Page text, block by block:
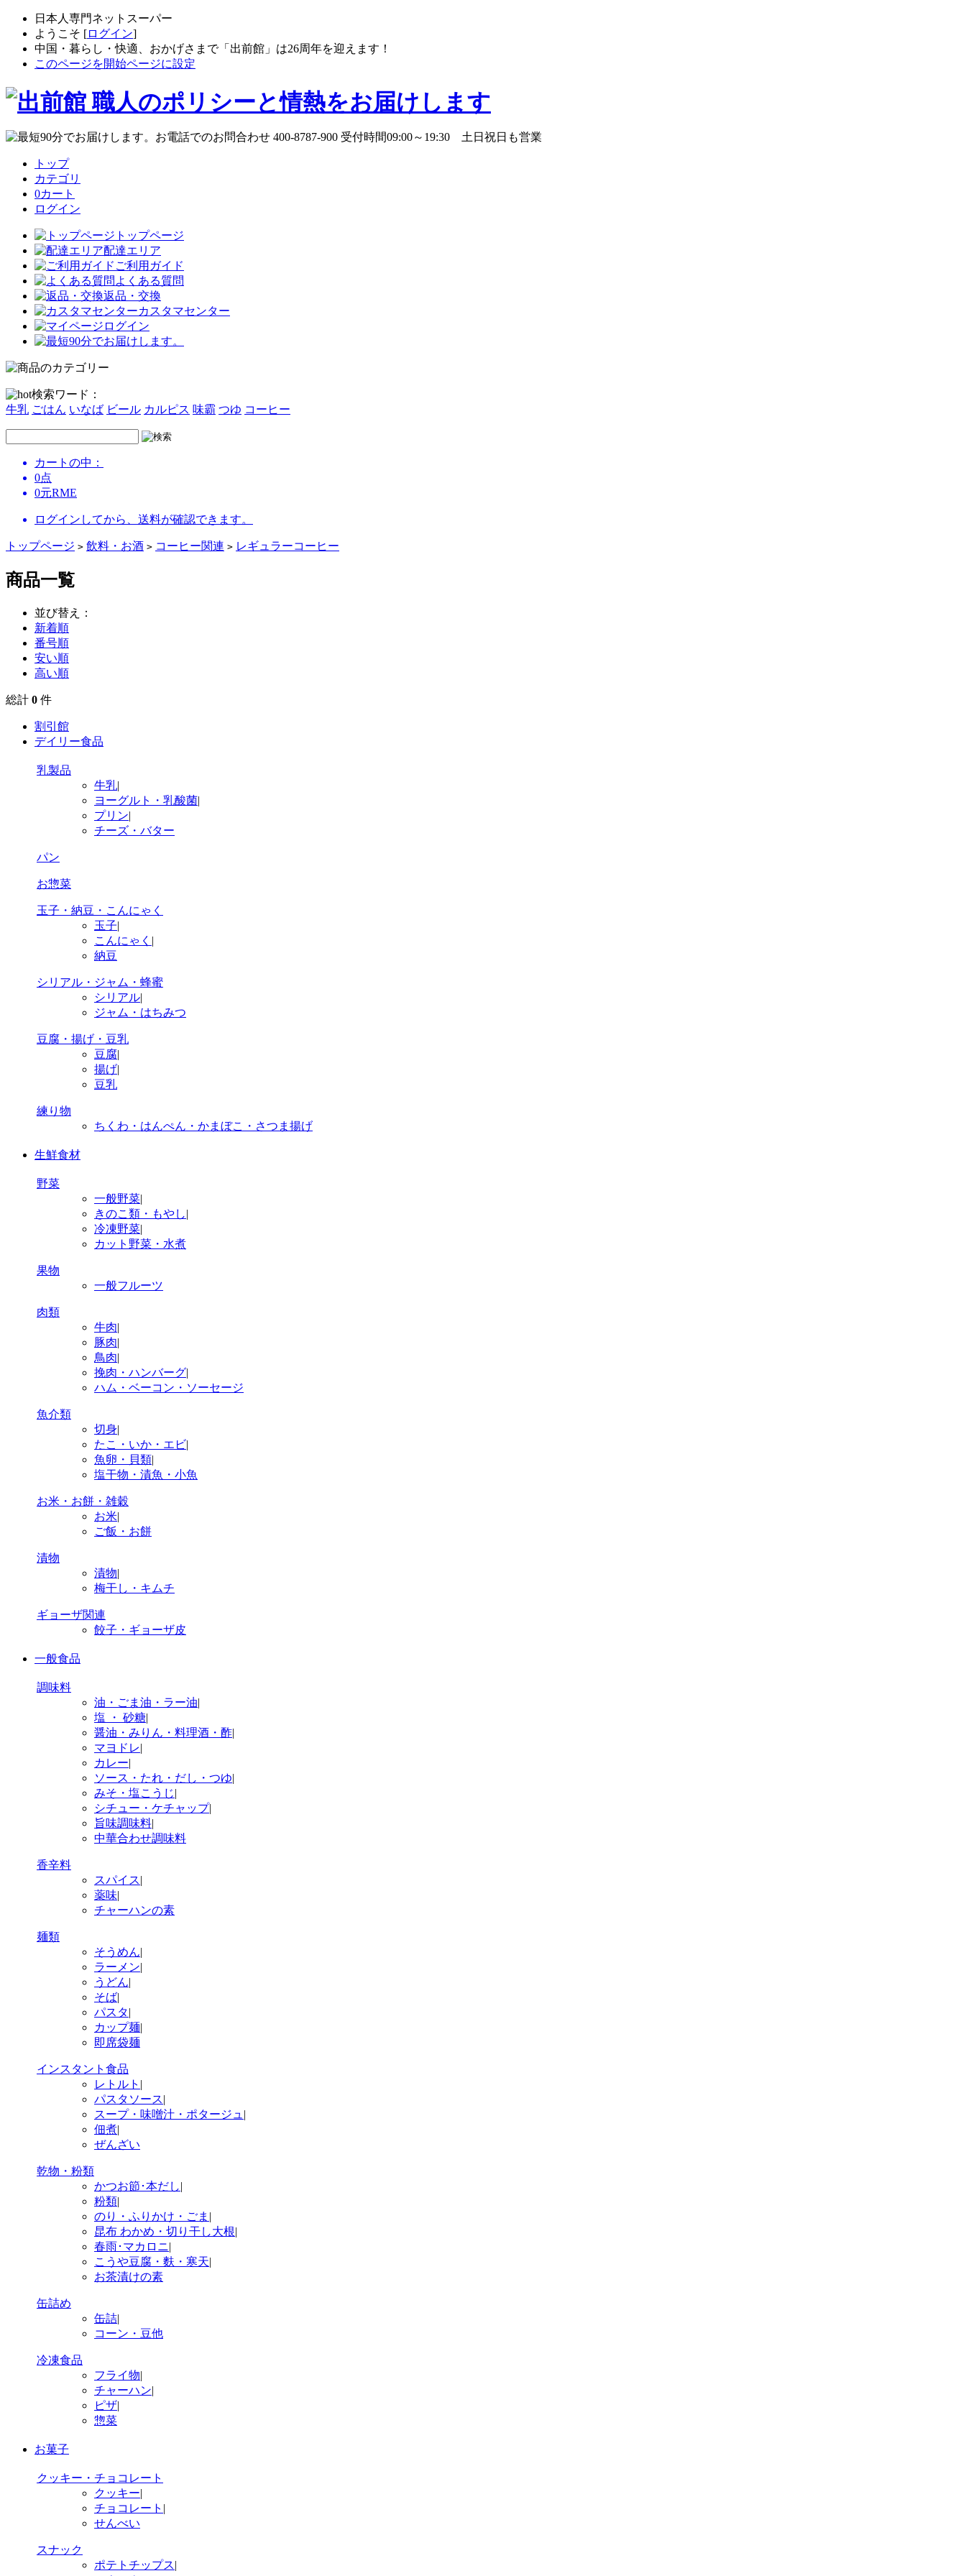
日本人専門ネットスーパー
ようこそ [ログイン]
中国・暮らし・快適、おかげさまで「出前館」は26周年を迎えます！
このページを開始ページに設定
トップ
カテゴリ
0カート
ログイン
トップページ
配達エリア
ご利用ガイド
よくある質問
返品・交換
カスタマセンター
ログイン
検索ワード：
牛乳 ごはん いなば ビール カルピス 味霸 つゆ コーヒー
カートの中：
0点
0元RME
ログインしてから、送料が確認できます。
トップページ > 飲料・お酒 > コーヒー関連 > レギュラーコーヒー
商品一覧
並び替え：
新着順
番号順
安い順
高い順
総計 0 件
割引館
デイリー食品
乳製品
牛乳|
ヨーグルト・乳酸菌|
プリン|
チーズ・バター
パン
お惣菜
玉子・納豆・こんにゃく
玉子|
こんにゃく |
納豆
シリアル・ジャム・蜂蜜
シリアル|
ジャム・はちみつ
豆腐・揚げ・豆乳
豆腐|
揚げ|
豆乳
練り物
ちくわ・はんぺん・かまぼこ・さつま揚げ
生鮮食材
野菜
一般野菜|
きのこ類・もやし|
冷凍野菜|
カット野菜・水煮
果物
一般フルーツ
肉類
牛肉|
豚肉|
鳥肉|
挽肉・ハンバーグ|
ハム・ベーコン・ソーセージ
魚介類
切身|
たこ・いか・エビ|
魚卵・貝類|
塩干物・漬魚・小魚
お米・お餅・雑穀
お米|
ご飯・お餅
漬物
漬物|
梅干し・キムチ
ギョーザ関連
餃子・ギョーザ皮
一般食品
調味料
油・ごま油・ラー油|
塩 ・ 砂糖|
醤油・みりん・料理酒・酢|
マヨドレ|
カレー|
ソース・たれ・だし・つゆ|
みそ・塩こうじ|
シチュー・ケチャップ|
旨味調味料|
中華合わせ調味料
香辛料
スパイス|
薬味|
チャーハンの素
麺類
そうめん|
ラーメン|
うどん|
そば|
パスタ|
カップ麺|
即席袋麺
インスタント食品
レトルト |
パスタソース|
スープ・味噌汁・ポタージュ |
佃煮|
ぜんざい
乾物・粉類
かつお節･本だし|
粉類|
のり・ふりかけ・ごま |
昆布 わかめ・切り干し大根|
春雨･マカロニ|
こうや豆腐・麩・寒天|
お茶漬けの素
缶詰め
缶詰|
コーン・豆他
冷凍食品
フライ物|
チャーハン|
ピザ|
惣菜
お菓子
クッキー・チョコレート
クッキー|
チョコレート |
せんべい
スナック
ポテトチップス|